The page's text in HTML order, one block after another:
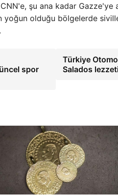
şu ana kadar
yoğun olduğu bölgelerde
spor
Türkiye
Salados